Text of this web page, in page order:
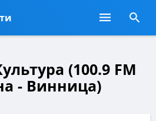
(100.9 FM
- Винница)